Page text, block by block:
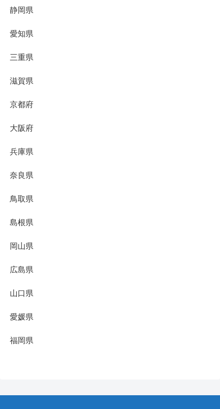
静岡県
愛知県
三重県
滋賀県
京都府
大阪府
兵庫県
奈良県
鳥取県
島根県
岡山県
広島県
山口県
愛媛県
福岡県